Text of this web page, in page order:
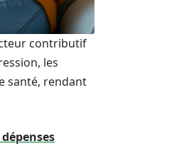
contributif
les
santé, rendant